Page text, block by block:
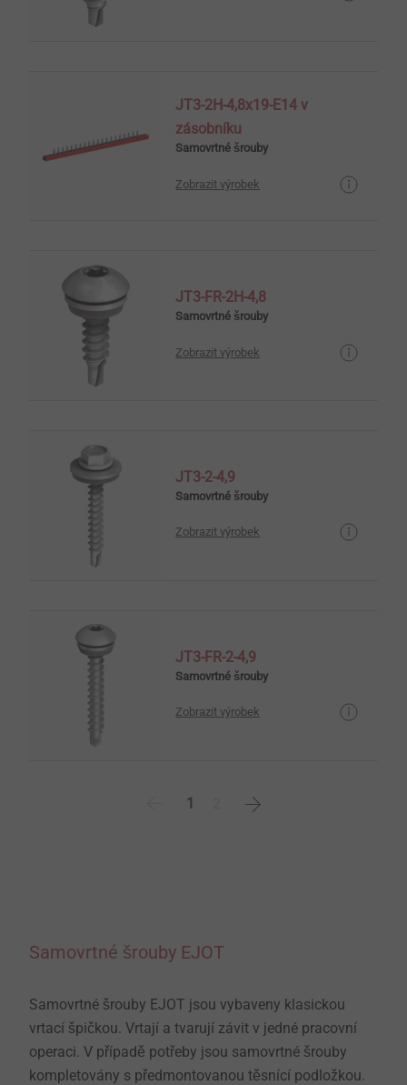
JT3-2H-4,8x19-E14 v
zásobníku
Samovrtné šrouby
Zobrazit výrobek
JT3-FR-2H-4,8
Samovrtné šrouby
Zobrazit výrobek
JT3-2-4,9
Samovrtné šrouby
Zobrazit výrobek
JT3-FR-2-4,9
Samovrtné šrouby
Zobrazit výrobek
1
Samovrtné šrouby EJOT
Samovrtné šrouby EJOT jsou vybaveny klasickou
vrtací špičkou. Vrtají a tvarují závit v jedné pracovní
operaci. V případě potřeby jsou samovrtné šrouby
kompletovány s předmontovanou těsnící podložkou.